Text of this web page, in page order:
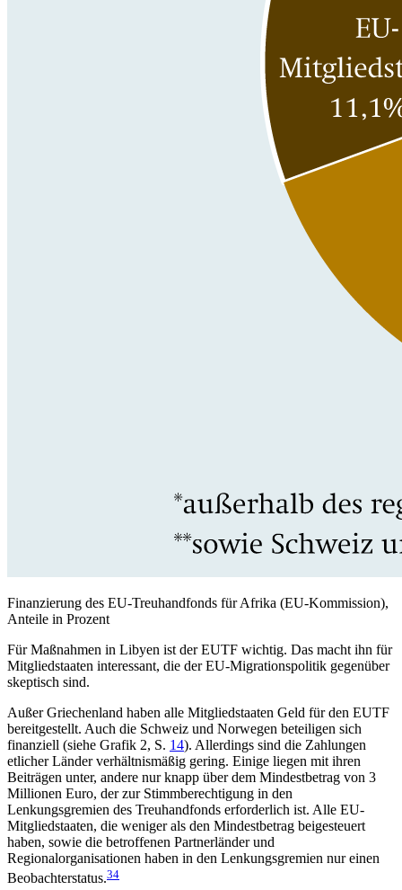
Finanzierung des EU-Treuhandfonds für Afrika (EU-Kommission),
Anteile in Prozent
Für Maßnahmen in Libyen ist der EUTF wichtig. Das macht ihn für
Mitgliedstaaten interessant, die der EU-Migrationspolitik gegenüber
skeptisch sind.
Außer Griechenland haben alle Mitgliedstaaten Geld für den EUTF
bereitgestellt. Auch die Schweiz und Norwegen beteiligen sich
finanziell (siehe Grafik 2, S. 14). Allerdings sind die Zahlungen
etlicher Län­der verhältnismäßig gering. Einige liegen mit ihren
Beiträgen unter, andere nur knapp über dem Mindestbetrag von 3
Millionen Euro, der zur Stimmberechtigung in den
Lenkungsgremien des Treuhandfonds erforderlich ist. Alle EU-
Mitgliedstaaten, die weniger als den Mindestbetrag beigesteuert
haben, sowie die betroffenen Partnerländer und
Regionalorganisationen haben in den Lenkungsgremien nur einen
Beob­achterstatus.34